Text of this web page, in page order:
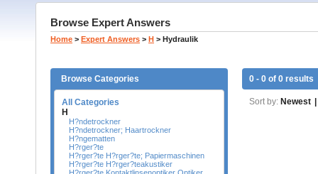
Browse Expert Answers
Home > Expert Answers > H > Hydraulik
Browse Categories
All Categories
H
H?ndetrockner
H?ndetrockner; Haartrockner
H?ngematten
H?rger?te
H?rger?te H?rger?te; Papiermaschinen
H?rger?te H?rger?teakustiker
0 - 0 of 0 results
Sort by: Newest